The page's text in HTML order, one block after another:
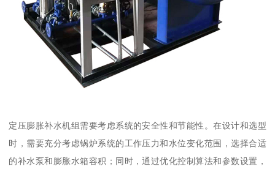
定压膨胀补水机组需要考虑系统的安全性和节能性。在设计和选型
时，需要充分考虑锅炉系统的工作压力和水位变化范围，选择合适
的补水泵和膨胀水箱容积；同时，通过优化控制算法和参数设置，